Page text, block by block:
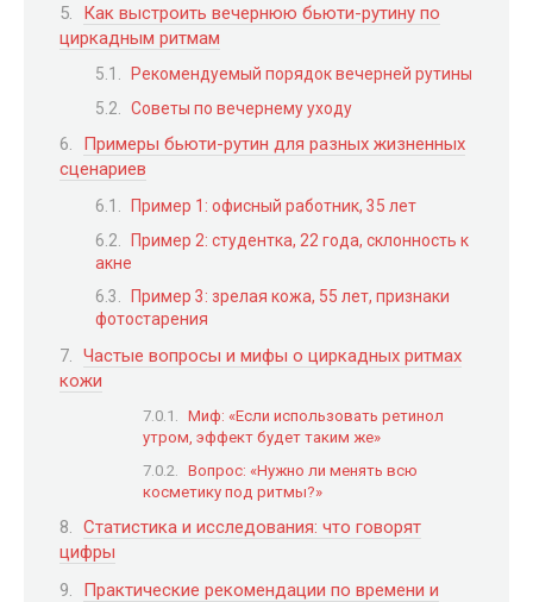
Как выстроить вечернюю бьюти-рутину по
циркадным ритмам
Рекомендуемый порядок вечерней рутины
Советы по вечернему уходу
Примеры бьюти-рутин для разных жизненных
сценариев
Пример 1: офисный работник, 35 лет
Пример 2: студентка, 22 года, склонность к
акне
Пример 3: зрелая кожа, 55 лет, признаки
фотостарения
Частые вопросы и мифы о циркадных ритмах
кожи
Миф: «Если использовать ретинол
утром, эффект будет таким же»
Вопрос: «Нужно ли менять всю
косметику под ритмы?»
Статистика и исследования: что говорят
цифры
Практические рекомендации по времени и